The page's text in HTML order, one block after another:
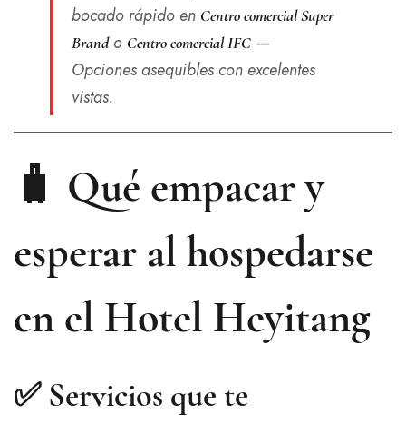
bocado rápido en Centro comercial Super
Brando Centro comercial IFC —
Opciones asequibles con excelentes
vistas.
🧳 Qué empacar y
esperar al hospedarse
en el Hotel Heyitang
✅ Servicios que te